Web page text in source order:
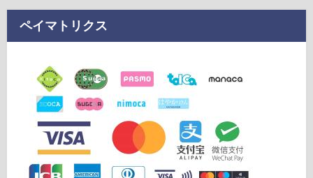
ペイマトリクス